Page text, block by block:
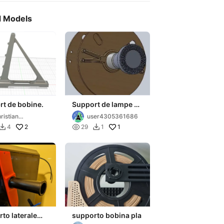
Models
de bobine.
4 2
Support de lampe à
partir d'une bobine
Crealityuser4305361686
 29  1 1
laterale
supporto bobina pla